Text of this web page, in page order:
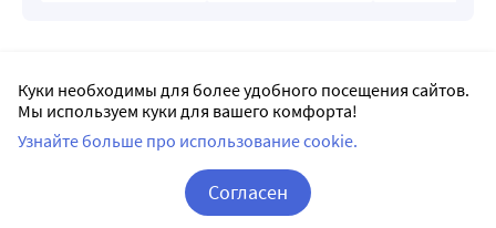
Доставка Камфора в Краснодаре
Заказывая на Apteka.ru, можно выбрать доставку
в удобную для вас аптеку рядом с домом или по дороге
Все пункты доставки в Краснодаре – 803 аптеки.
Куки необходимы для более удобного посещения сайтов.
Мы используем куки для вашего комфорта!
Узнайте больше про использование cookie.
Согласен